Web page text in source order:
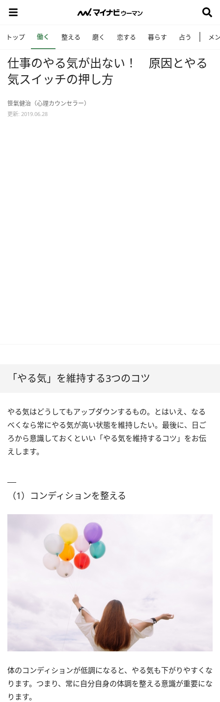
トップ 働く 整える 磨く 恋する 暮らす 占う メ
仕事のやる気が出ない！ 原因とやる
気スイッチの押し方
笹氣健治（心理カウンセラー）
更新: 2019.06.28
「やる気」を維持する3つのコツ
やる気はどうしてもアップダウンするもの。とはいえ、なる
べくなら常にやる気が高い状態を維持したい。最後に、日ご
ろから意識しておくといい「やる気を維持するコツ」をお伝
えします。
（1）コンディションを整える
体のコンディションが低調になると、やる気も下がりやすくな
ります。つまり、常に自分自身の体調を整える意識が重要にな
ります。